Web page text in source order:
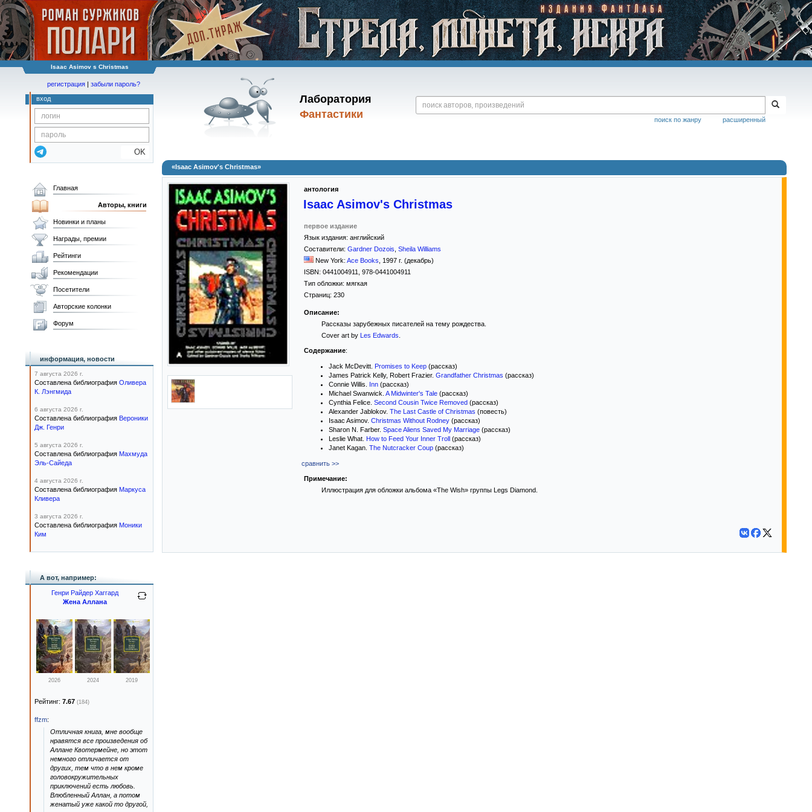
Isaac Asimov s Christmas
Лаборатория
Фантастики
расширенный
поиск по жанру
регистрация | забыли пароль?
вход
OK
«Isaac Asimov's Christmas»
антология
Isaac Asimov's Christmas
первое издание
Язык издания: английский
Составители: Gardner Dozois Sheila Williams
New York: Ace Books 1997 г. (декабрь)
ISBN: 0441004911, 978-0441004911
Тип обложки: мягкая
Страниц: 230
Описание:
Рассказы зарубежных писателей на тему рождества.
Cover art by Les Edwards
Содержание:
Jack McDevitt. Promises to Keep (рассказ)
James Patrick Kelly, Robert Frazier. Grandfather Christmas (рассказ)
Connie Willis. Inn (рассказ)
Michael Swanwick. A Midwinter's Tale (рассказ)
Cynthia Felice. Second Cousin Twice Removed (рассказ)
Alexander Jablokov. The Last Castle of Christmas (повесть)
Isaac Asimov. Christmas Without Rodney (рассказ)
Sharon N. Farber. Space Aliens Saved My Marriage (рассказ)
Leslie What. How to Feed Your Inner Troll (рассказ)
Janet Kagan. The Nutcracker Coup (рассказ)
сравнить >>
Примечание:
Иллюстрация для обложки альбома «The Wish» группы Legs Diamond.
Главная
Авторы, книги
Новинки и планы
Награды, премии
Рейтинги
Рекомендации
Посетители
Авторские колонки
Форум
информация, новости
7 августа 2026 г.
Составлена библиография Оливера
К. Лэнгмида
6 августа 2026 г.
Составлена библиография Вероники
Дж. Генри
5 августа 2026 г.
Составлена библиография Махмуда
Эль-Сайеда
4 августа 2026 г.
Составлена библиография Маркуса
Кливера
3 августа 2026 г.
Составлена библиография Моники
Ким
А вот, например:
Генри Райдер Хаггард
Жена Аллана
2026 2024 2019
Рейтинг: 7.67 (184)
ffzm:
Отличная книга, мне вообще
нравятся все произведения об
Аллане Квотермейне, но этот
немного отличается от
других, тем что в нем кроме
головокружительных
приключений есть любовь.
Влюбленный Аллан, а потом
женатый уже какой то другой,